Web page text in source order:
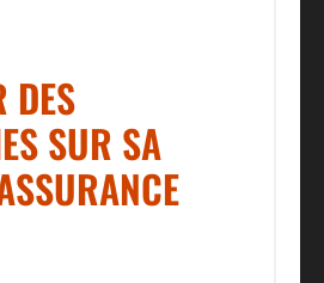
DES
SUR SA